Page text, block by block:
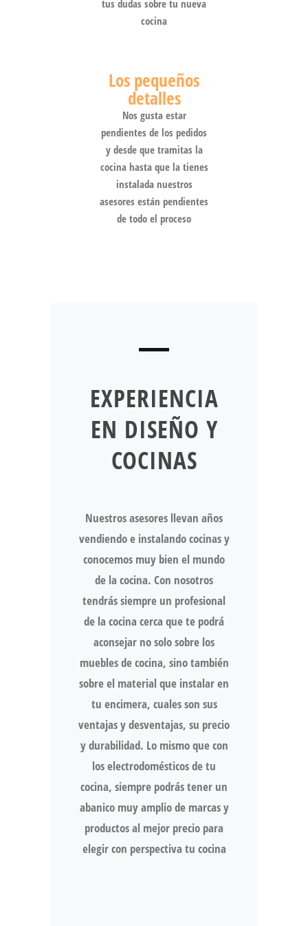
tus dudas sobre tu nueva
cocina
Los pequeños
detalles
Nos gusta estar
pendientes de los pedidos
y desde que tramitas la
cocina hasta que la tienes
instalada nuestros
asesores están pendientes
de todo el proceso
EXPERIENCIA
EN DISEÑO Y
COCINAS
Nuestros asesores llevan años
vendiendo e instalando cocinas y
conocemos muy bien el mundo
de la cocina. Con nosotros
tendrás siempre un profesional
de la cocina cerca que te podrá
aconsejar no solo sobre los
muebles de cocina, sino también
sobre el material que instalar en
tu encimera, cuales son sus
ventajas y desventajas, su precio
y durabilidad. Lo mismo que con
los electrodomésticos de tu
cocina, siempre podrás tener un
abanico muy amplio de marcas y
productos al mejor precio para
elegir con perspectiva tu cocina